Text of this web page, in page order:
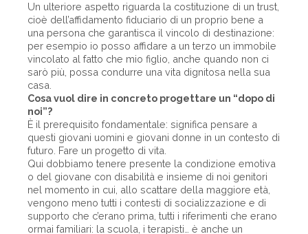
Un ulteriore aspetto riguarda la costituzione di un trust,
cioè dell’affidamento fiduciario di un proprio bene a
una persona che garantisca il vincolo di destinazione:
per esempio io posso affidare a un terzo un immobile
vincolato al fatto che mio figlio, anche quando non ci
sarò più, possa condurre una vita dignitosa nella sua
casa.
Cosa vuol dire in concreto progettare un “dopo di
noi”?
È il prerequisito fondamentale: significa pensare a
questi giovani uomini e giovani donne in un contesto di
futuro. Fare un progetto di vita.
Qui dobbiamo tenere presente la condizione emotiva
o del giovane con disabilità e insieme di noi genitori
nel momento in cui, allo scattare della maggiore età,
vengono meno tutti i contesti di socializzazione e di
supporto che c’erano prima, tutti i riferimenti che erano
ormai familiari: la scuola, i terapisti… è anche un